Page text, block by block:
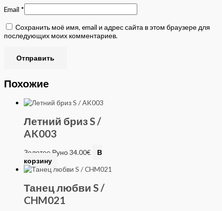
Email *
Сохранить моё имя, email и адрес сайта в этом браузере для
последующих моих комментариев.
Похожие
Летний бриз S /
AK003
Золотое Руно34.00€
В
корзину
Танец любви S /
CHM021